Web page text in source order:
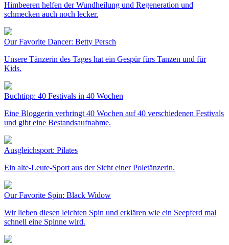
Himbeeren helfen der Wundheilung und Regeneration und
schmecken auch noch lecker.
Our Favorite Dancer: Betty Persch
Unsere Tänzerin des Tages hat ein Gespür fürs Tanzen und für
Kids.
Buchtipp: 40 Festivals in 40 Wochen
Eine Bloggerin verbringt 40 Wochen auf 40 verschiedenen Festivals
und gibt eine Bestandsaufnahme.
Ausgleichsport: Pilates
Ein alte-Leute-Sport aus der Sicht einer Poletänzerin.
Our Favorite Spin: Black Widow
Wir lieben diesen leichten Spin und erklären wie ein Seepferd mal
schnell eine Spinne wird.